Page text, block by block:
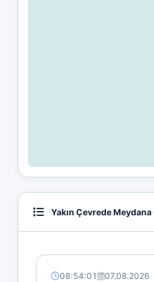
Yakın Çevrede
08:54:01 07.08.2026